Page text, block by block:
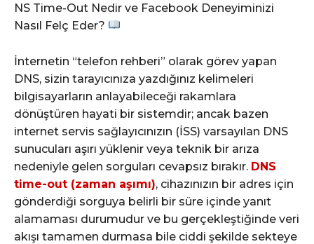
NS Time-Out Nedir ve Facebook Deneyiminizi
Nasıl Felç Eder?
İnternetin “telefon rehberi” olarak görev yapan
DNS, sizin tarayıcınıza yazdığınız kelimeleri
bilgisayarların anlayabileceği rakamlara
dönüştüren hayati bir sistemdir; ancak bazen
internet servis sağlayıcınızın (İSS) varsayılan DNS
sunucuları aşırı yüklenir veya teknik bir arıza
nedeniyle gelen sorguları cevapsız bırakır. DNS
time-out (zaman aşımı), cihazınızın bir adres için
gönderdiği sorguya belirli bir süre içinde yanıt
alamaması durumudur ve bu gerçekleştiğinde veri
akışı tamamen durmasa bile ciddi şekilde sekteye